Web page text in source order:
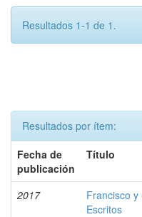
Resultados 1-1 de 1.
Resultados por ítem:
Fecha de
publicación
Título
2017
Francisco y
Escritos